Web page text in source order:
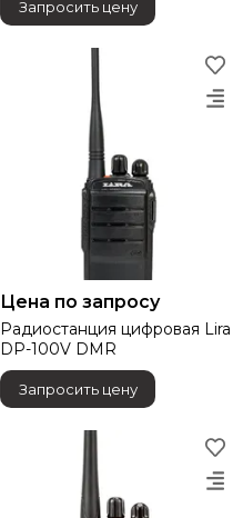
Запросить цену
Цена по запросу
Радиостанция цифровая Lira
DP-100V DMR
Запросить цену